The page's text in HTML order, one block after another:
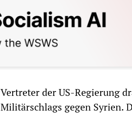
Vertreter der US-Regierung
Militärschlags gegen Syrien.